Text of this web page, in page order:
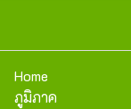
Home
ภูมิภาค